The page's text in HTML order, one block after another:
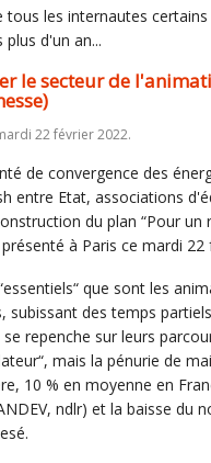
les internautes
d'un an...
le secteur de
22 février 2022.
de convergence des
entre Etat, associations
du plan “Pour un
à Paris ce mardi 22
que sont les
subissant des temps
repenche sur leurs
mais la pénurie de
10 % en moyenne en
ndlr) et la baisse du